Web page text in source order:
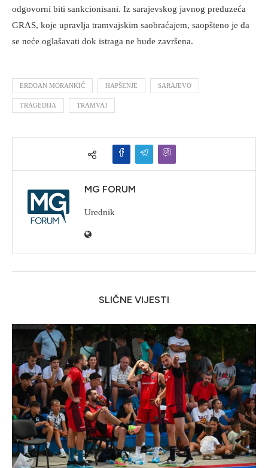
odgovorni biti sankcionisani. Iz sarajevskog javnog preduzeća
GRAS, koje upravlja tramvajskim saobraćajem, saopšteno je da
se neće oglašavati dok istraga ne bude završena.
ERDOAN MORANKIĆ HAPŠENJE SARAJEVO
TRAGEDIJA TRAMVAJ
MG FORUM
Urednik
SLIČNE VIJESTI